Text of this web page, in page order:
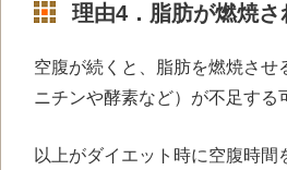
理由4．脂肪が燃焼
空腹が続くと、脂肪を燃焼させ
ニチンや酵素など）が不足する
以上がダイエット時に空腹時間